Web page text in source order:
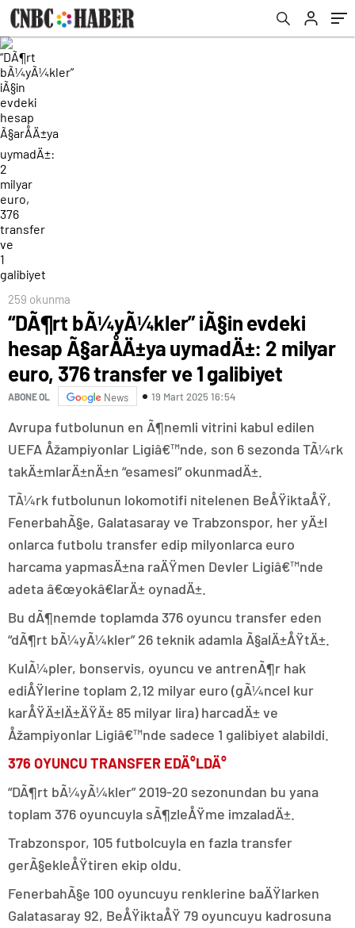
transfer ve 1 galibiyet
259 okunma
“DÃ¶rt bÃ¼yÃ¼kler” iÃ§in evdeki
hesap Ã§arÅÄ±ya uymadÄ±: 2 milyar
euro, 376 transfer ve 1 galibiyet
ABONE OL News 19 Mart 2025 16:54
Avrupa futbolunun en Ã¶nemli vitrini kabul edilen
UEFA Åžampiyonlar Ligiâ€™nde, son 6 sezonda TÃ¼rk
takÄ±mlarÄ±nÄ±n “esamesi” okunmadÄ±.
TÃ¼rk futbolunun lokomotifi nitelenen BeÅŸiktaÅŸ,
FenerbahÃ§e, Galatasaray ve Trabzonspor, her yÄ±l
onlarca futbolu transfer edip milyonlarca euro
harcama yapmasÄ±na raÄŸmen Devler Ligiâ€™nde
adeta â€œyokâ€larÄ± oynadÄ±.
Bu dÃ¶nemde toplamda 376 oyuncu transfer eden
“dÃ¶rt bÃ¼yÃ¼kler” 26 teknik adamla Ã§alÄ±ÅŸtÄ±.
KulÃ¼pler, bonservis, oyuncu ve antrenÃ¶r hak
ediÅŸlerine toplam 2,12 milyar euro (gÃ¼ncel kur
karÅŸÄ±lÄ±ÄŸÄ± 85 milyar lira) harcadÄ± ve
Åžampiyonlar Ligiâ€™nde sadece 1 galibiyet alabildi.
376 OYUNCU TRANSFER EDÄ°LDÄ°
“DÃ¶rt bÃ¼yÃ¼kler” 2019-20 sezonundan bu yana
toplam 376 oyuncuyla sÃ¶zleÅŸme imzaladÄ±.
Trabzonspor, 105 futbolcuyla en fazla transfer
gerÃ§ekleÅŸtiren ekip oldu.
FenerbahÃ§e 100 oyuncuyu renklerine baÄŸlarken
Galatasaray 92, BeÅŸiktaÅŸ 79 oyuncuyu kadrosuna